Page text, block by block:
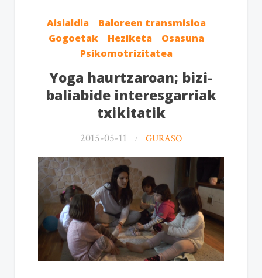
Aisialdia
Baloreen transmisioa
Gogoetak
Heziketa
Osasuna
Psikomotrizitatea
Yoga haurtzaroan; bizi-
baliabide interesgarriak
txikitatik
2015-05-11 GURASO